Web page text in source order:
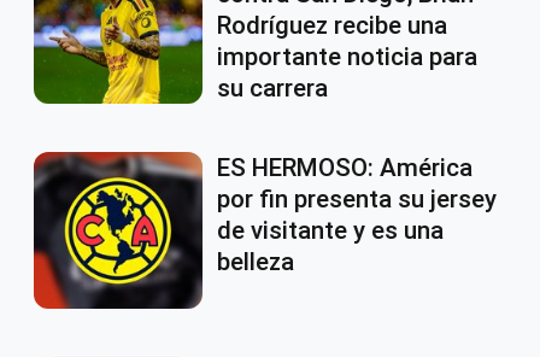
Rodríguez recibe una
importante noticia para
su carrera
ES HERMOSO: América
por fin presenta su jersey
de visitante y es una
belleza